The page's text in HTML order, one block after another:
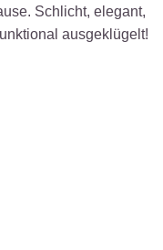
Schlicht, elegant,
ausgeklügelt!